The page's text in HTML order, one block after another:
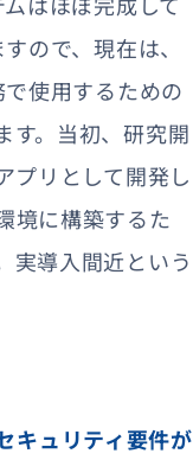
ので、現在は、
で使用するための
す。当初、研究開
プリとして開発し
境に構築するた
実導入間近という
キュリティ要件が